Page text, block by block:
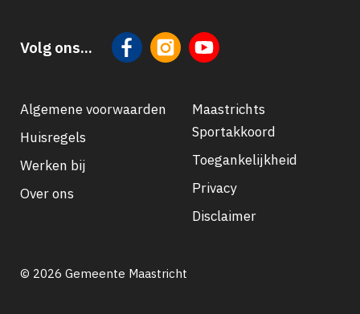
Volg ons...
Footer
navigatie
Algemene voorwaarden
Huisregels
Werken bij
Over ons
Maastrichts
Sportakkoord
Toegankelijkheid
Privacy
Disclaimer
© 2026 Gemeente Maastricht